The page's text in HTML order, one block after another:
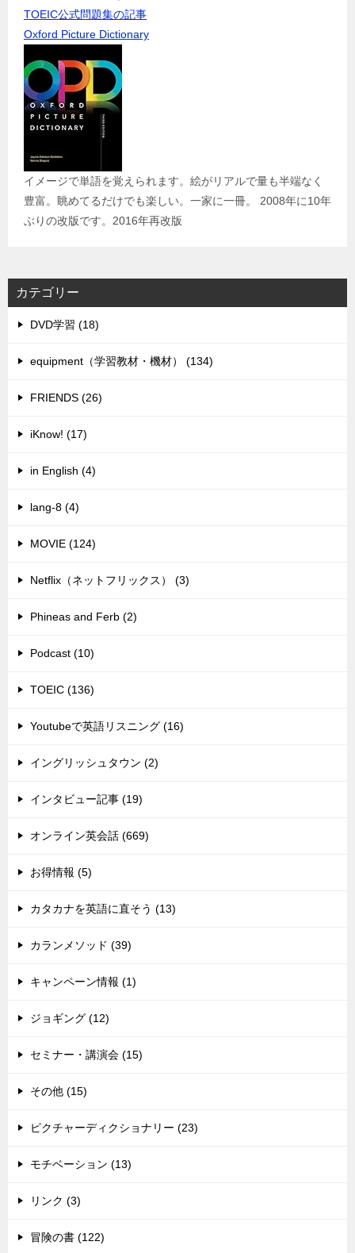
TOEIC公式問題集の記事
Oxford Picture Dictionary
イメージで単語を覚えられます。絵がリアルで量も半端なく
豊富。眺めてるだけでも楽しい。一家に一冊。 2008年に10年
ぶりの改版です。2016年再改版
カテゴリー
DVD学習 (18)
equipment（学習教材・機材） (134)
FRIENDS (26)
iKnow! (17)
in English (4)
lang-8 (4)
MOVIE (124)
Netflix（ネットフリックス） (3)
Phineas and Ferb (2)
Podcast (10)
TOEIC (136)
Youtubeで英語リスニング (16)
イングリッシュタウン (2)
インタビュー記事 (19)
オンライン英会話 (669)
お得情報 (5)
カタカナを英語に直そう (13)
カランメソッド (39)
キャンペーン情報 (1)
ジョギング (12)
セミナー・講演会 (15)
その他 (15)
ピクチャーディクショナリー (23)
モチベーション (13)
リンク (3)
冒険の書 (122)